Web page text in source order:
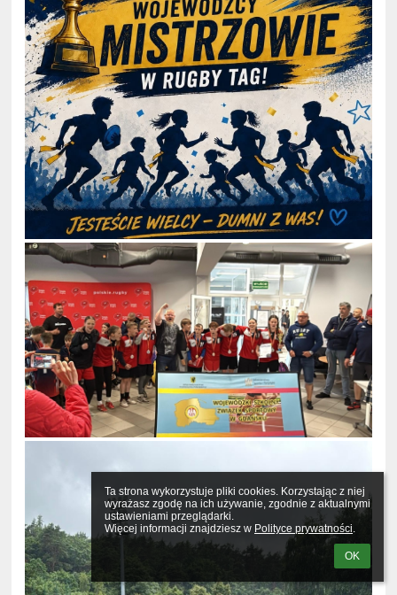
Ta strona wykorzystuje pliki cookies. Korzystając z niej
wyrażasz zgodę na ich używanie, zgodnie z aktualnymi
ustawieniami przeglądarki.
Więcej informacji znajdziesz w Polityce prywatności.
OK